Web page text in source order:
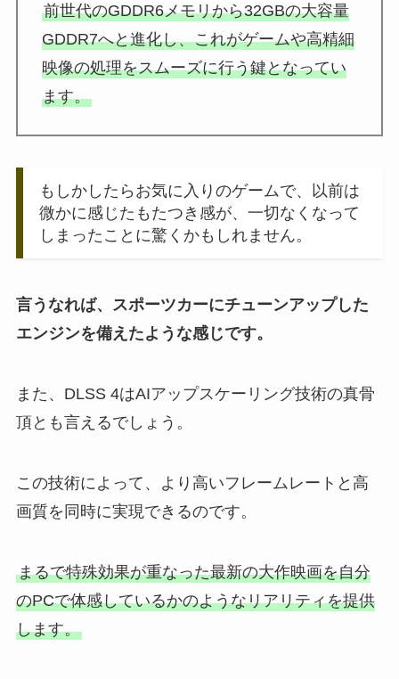
前世代のGDDR6メモリから32GBの大容量
GDDR7へと進化し、これがゲームや高精細
映像の処理をスムーズに行う鍵となってい
ます。
もしかしたらお気に入りのゲームで、以前は
微かに感じたもたつき感が、一切なくなって
しまったことに驚くかもしれません。
言うなれば、スポーツカーにチューンアップした
エンジンを備えたような感じです。
また、DLSS 4はAIアップスケーリング技術の真骨
頂とも言えるでしょう。
この技術によって、より高いフレームレートと高
画質を同時に実現できるのです。
まるで特殊効果が重なった最新の大作映画を自分
のPCで体感しているかのようなリアリティを提供
します。